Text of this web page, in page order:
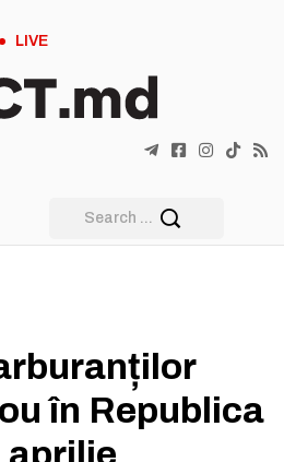
LIVE
în Republica
aprilie